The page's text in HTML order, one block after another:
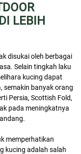
LEBIH
disukai oleh berbagai
Selain tingkah laku
kucing dapat
semakin banyak orang
Persia, Scottish Fold,
pada meningkatnya
memperhatikan
kucing adalah salah